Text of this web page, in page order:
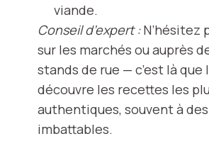
viande.
Conseil d’expert :N’hésitez
sur les marchés ou auprès
stands de rue — c’est là que
découvre les recettes les
authentiques, souvent à
imbattables.